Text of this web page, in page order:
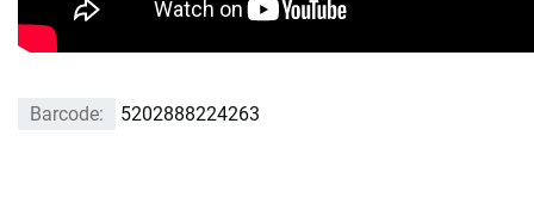
Barcode: 5202888224263